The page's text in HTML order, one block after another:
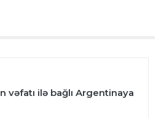
vəfatı ilə bağlı Argentinaya